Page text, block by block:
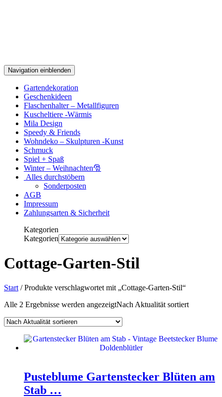
Navigation einblenden
Gartendekoration
Geschenkideen
Flaschenhalter – Metallfiguren
Kuscheltiere -Wärmis
Mila Design
Speedy & Friends
Wohndeko – Skulpturen -Kunst
Schmuck
Spiel + Spaß
Winter – Weihnachten🎅
Alles durchstöbern
Sonderposten
AGB
Impressum
Zahlungsarten & Sicherheit
Kategorien
Kategorien
Cottage-Garten-Stil
Start / Produkte verschlagwortet mit „Cottage-Garten-Stil“
Alle 2 Ergebnisse werden angezeigtNach Aktualität sortiert
Pusteblume Gartenstecker Blüten am
Stab …